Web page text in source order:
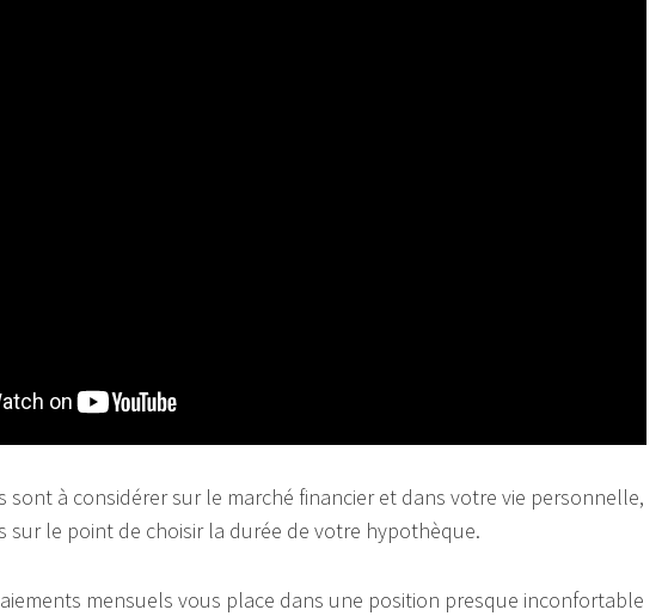
sont à considérer sur le marché financier et dans votre vie personnelle,
sur le point de choisir la durée de votre hypothèque.
mensuels vous place dans une position presque inconfortable